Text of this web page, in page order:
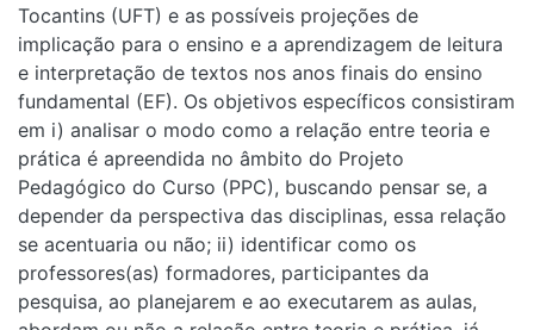
Tocantins (UFT) e as possíveis projeções de
implicação para o ensino e a aprendizagem de leitura
e interpretação de textos nos anos finais do ensino
fundamental (EF). Os objetivos específicos consistiram
em i) analisar o modo como a relação entre teoria e
prática é apreendida no âmbito do Projeto
Pedagógico do Curso (PPC), buscando pensar se, a
depender da perspectiva das disciplinas, essa relação
se acentuaria ou não; ii) identificar como os
professores(as) formadores, participantes da
pesquisa, ao planejarem e ao executarem as aulas,